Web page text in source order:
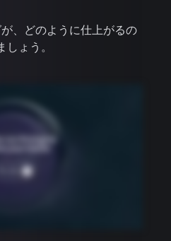
、どのように仕上がるの
ょう。